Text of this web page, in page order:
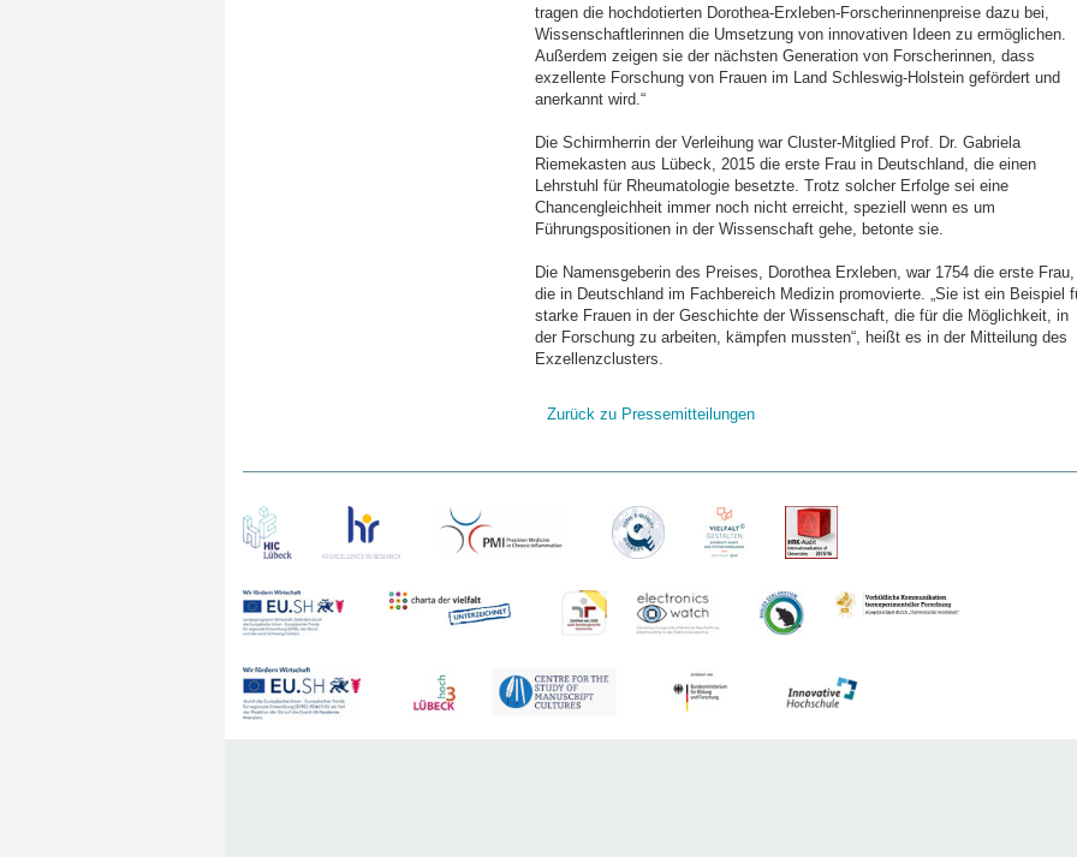
tragen die hochdotierten Dorothea-Erxleben-Forscherinnenpreise dazu bei,
Wissenschaftlerinnen die Umsetzung von innovativen Ideen zu ermöglichen.
Außerdem zeigen sie der nächsten Generation von Forscherinnen, dass
exzellente Forschung von Frauen im Land Schleswig-Holstein gefördert und
anerkannt wird.“
Die Schirmherrin der Verleihung war Cluster-Mitglied Prof. Dr. Gabriela
Riemekasten aus Lübeck, 2015 die erste Frau in Deutschland, die einen
Lehrstuhl für Rheumatologie besetzte. Trotz solcher Erfolge sei eine
Chancengleichheit immer noch nicht erreicht, speziell wenn es um
Führungspositionen in der Wissenschaft gehe, betonte sie.
Die Namensgeberin des Preises, Dorothea Erxleben, war 1754 die erste Frau,
die in Deutschland im Fachbereich Medizin promovierte. „Sie ist ein Beispiel
starke Frauen in der Geschichte der Wissenschaft, die für die Möglichkeit, in
der Forschung zu arbeiten, kämpfen mussten“, heißt es in der Mitteilung des
Exzellenzclusters.
Zurück zu Pressemitteilungen